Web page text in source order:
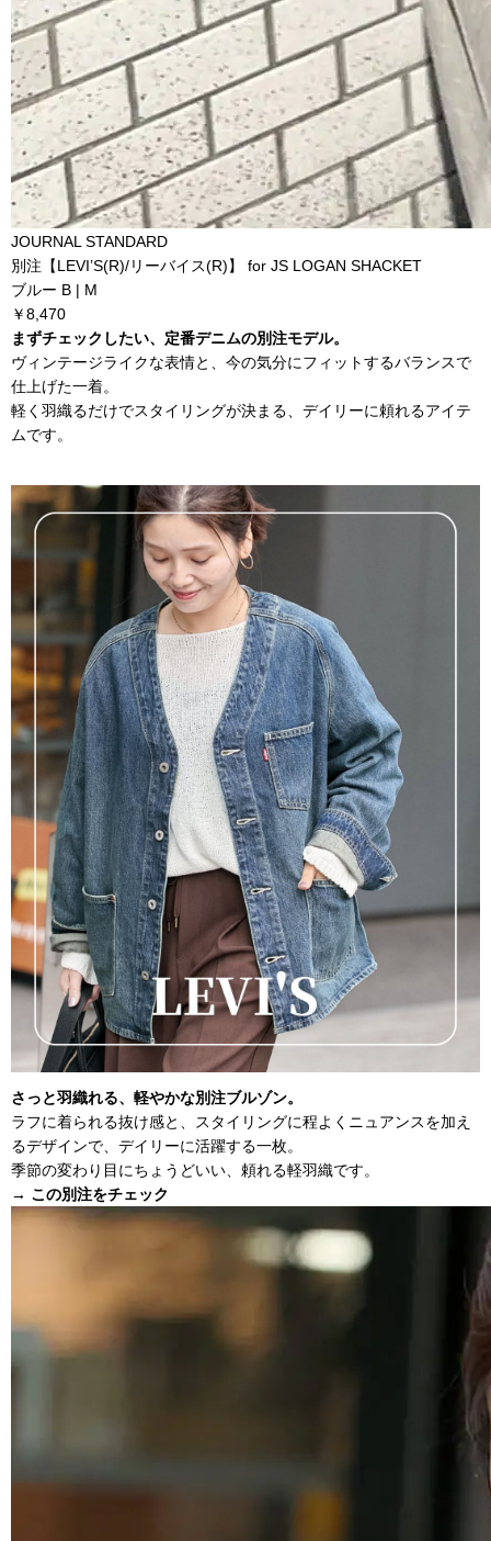
JOURNAL STANDARD
別注【LEVI’S(R)/リーバイス(R)】 for JS LOGAN SHACKET
ブルー B | M
￥8,470
まずチェックしたい、定番デニムの別注モデル。
ヴィンテージライクな表情と、今の気分にフィットするバランスで
仕上げた一着。
軽く羽織るだけでスタイリングが決まる、デイリーに頼れるアイテ
ムです。
さっと羽織れる、軽やかな別注ブルゾン。
ラフに着られる抜け感と、スタイリングに程よくニュアンスを加え
るデザインで、デイリーに活躍する一枚。
季節の変わり目にちょうどいい、頼れる軽羽織です。
→ この別注をチェック